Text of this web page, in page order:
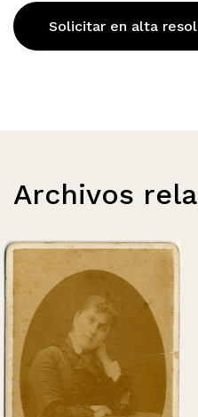
Solicitar en alta
Archivos